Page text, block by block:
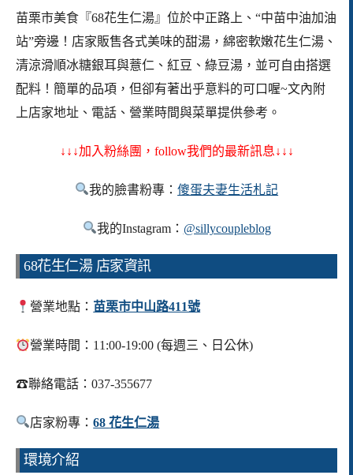
苗栗市美食『68花生仁湯』位於中正路上、“中苗中油加油
站”旁邊！店家販售各式美味的甜湯，綿密軟嫩花生仁湯、
清涼滑順冰糖銀耳與薏仁、紅豆、綠豆湯，並可自由搭選
配料！簡單的品項，但卻有著出乎意料的可口喔~文內附
上店家地址、電話、營業時間與菜單提供參考。
↓↓↓加入粉絲團，follow我們的最新訊息↓↓↓
我的臉書粉專：傻蛋夫妻生活札記
我的Instagram： @sillycoupleblog
68花生仁湯 店家資訊
營業地點： 苗栗市中山路411號
營業時間：11:00-19:00 (每週三、日公休)
☎聯絡電話：037-355677
店家粉專：68花生仁湯
環境介紹